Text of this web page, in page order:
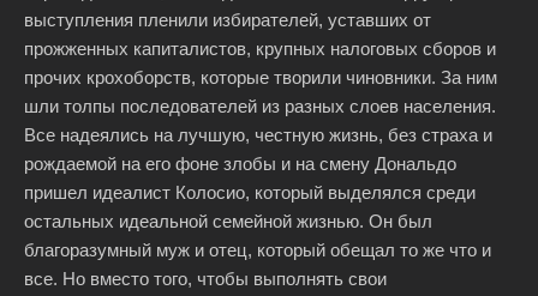
выступления пленили избирателей, уставших от
прожженных капиталистов, крупных налоговых сборов и
прочих крохоборств, которые творили чиновники. За ним
шли толпы последователей из разных слоев населения.
Все надеялись на лучшую, честную жизнь, без страха и
рождаемой на его фоне злобы и на смену Дональдо
пришел идеалист Колосио, который выделялся среди
остальных идеальной семейной жизнью. Он был
благоразумный муж и отец, который обещал то же что и
все. Но вместо того, чтобы выполнять свои